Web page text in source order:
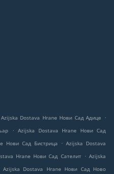
Azijska Dostava Hrane Нови Сад Адице
.
. Azijska Dostava Hrane Нови Сад
Нови Сад Бистрица . Azijska Dostava
Hrane Нови Сад Сателит . Azijska
Azijska Dostava Hrane Нови Сад Ново